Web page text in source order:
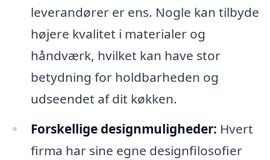
leverandører er ens. Nogle kan tilbyde
højere kvalitet i materialer og
håndværk, hvilket kan have stor
betydning for holdbarheden og
udseendet af dit køkken.
Forskellige designmuligheder: Hvert
firma har sine egne designfilosofier